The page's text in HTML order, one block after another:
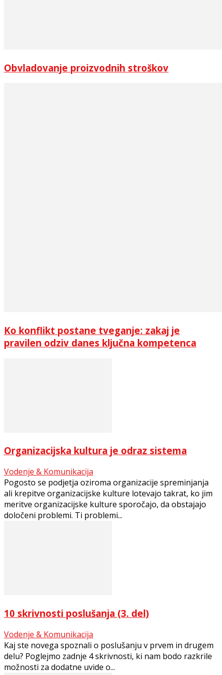
Obvladovanje proizvodnih stroškov
Ko konflikt postane tveganje: zakaj je
pravilen odziv danes ključna kompetenca
Organizacijska kultura je odraz sistema
Vodenje & Komunikacija
Pogosto se podjetja oziroma organizacije spreminjanja
ali krepitve organizacijske kulture lotevajo takrat, ko jim
meritve organizacijske kulture sporočajo, da obstajajo
določeni problemi. Ti problemi...
10 skrivnosti poslušanja (3. del)
Vodenje & Komunikacija
Kaj ste novega spoznali o poslušanju v prvem in drugem
delu? Poglejmo zadnje 4 skrivnosti, ki nam bodo razkrile
možnosti za dodatne uvide o...